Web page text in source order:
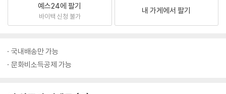
예스24에 팔기
바이백 신청 불가
내 가게에서 팔기
국내배송만 가능
문화비소득공제 가능